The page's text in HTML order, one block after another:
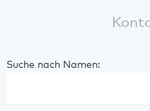
Suche nach Namen: